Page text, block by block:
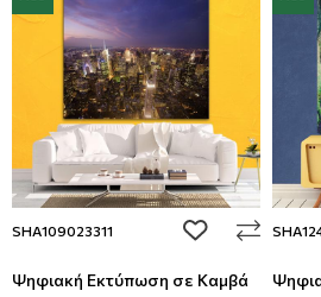
SHA109023311 add to wishlist
Ψηφιακή Εκτύπωση σε Καμβά
Μοντέρνες
Μονόχρωμες
Βαφόμενες Ταπετσαρίες
Μπορντούρες
Απομίμηση Δέρματος
Απομίμηση Μέταλλο
Απομίμηση Πλακάκια
Απομίμηση Μωσαικό-Ψηφίδα
Απομίμηση Animal Print
Φλοράλ Ρολοκουρτίνες
Ψηφιακή Εκτύπωση σε